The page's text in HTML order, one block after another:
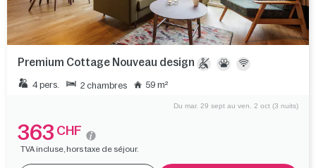
Premium Cottage Nouveau design
4 pers. 2 chambres 59 m²
Du mar. 29 sept au ven. 2 oct (3 nuits)
363 CHF
TVA incluse, hors taxe de séjour.